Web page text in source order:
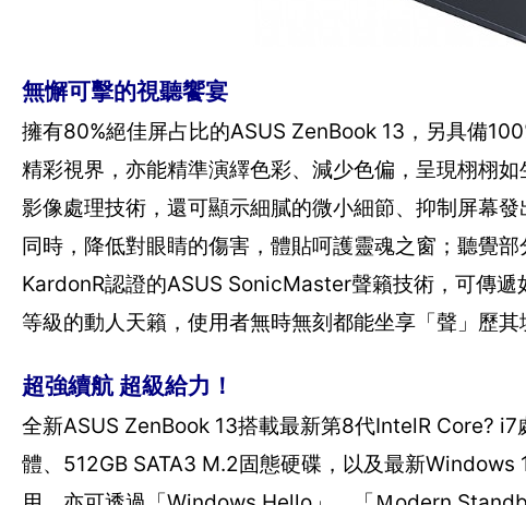
無懈可擊的視聽饗宴
擁有80%絕佳屏占比的ASUS ZenBook 13，另具備
精彩視界，亦能精準演繹色彩、減少色偏，呈現栩栩
影像處理技術，還可顯示細膩的微小細節、抑制屏幕
同時，降低對眼睛的傷害，體貼呵護靈魂之窗；聽覺
KardonR認證的ASUS SonicMaster聲籟技術，可傳
等級的動人天籟，使用者無時無刻都能坐享「聲」歷其
超強續航 超級給力！
全新ASUS ZenBook 13搭載最新第8代IntelR Core?
體、512GB SATA3 M.2固態硬碟，以及最新